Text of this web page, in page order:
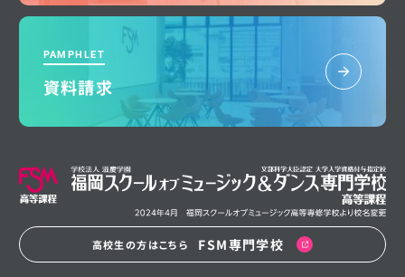
PAMPHLET
資料請求
高校生の方はこちら FSM専門学校